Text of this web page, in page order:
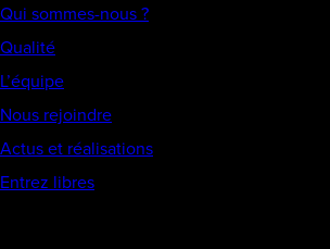
Qui sommes-nous ?
Qualité
L’équipe
Nous rejoindre
Actus et réalisations
Entrez libres